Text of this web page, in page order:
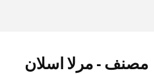
مصنف - مرلا اسلان